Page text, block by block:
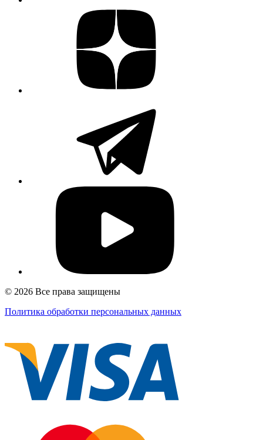
© 2026 Все права защищены
Политика обработки персональных данных